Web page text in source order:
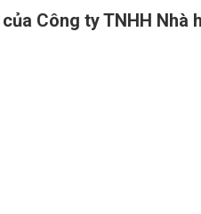
Công ty TNHH Nhà